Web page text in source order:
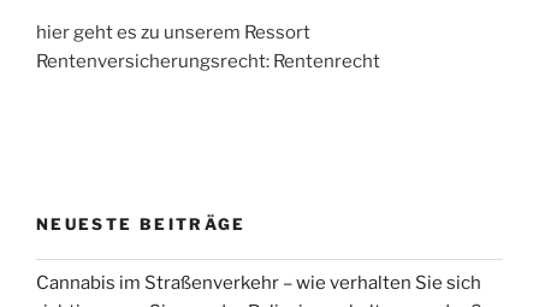
hier geht es zu unserem Ressort
Rentenversicherungsrecht: Rentenrecht
NEUESTE BEITRÄGE
Cannabis im Straßenverkehr – wie verhalten Sie sich